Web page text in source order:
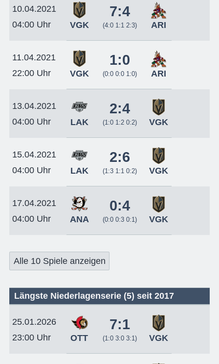
10.04.2021
04:00 Uhr
VGK
7:4
(4:0 1:1 2:3) ARI
11.04.2021
22:00 Uhr
VGK
1:0
(0:0 0:0 1:0) ARI
13.04.2021
04:00 Uhr
LAK
2:4
(1:0 1:2 0:2) VGK
15.04.2021
04:00 Uhr
LAK
2:6
(1:3 1:1 0:2) VGK
17.04.2021
04:00 Uhr
ANA
0:4
(0:0 0:3 0:1) VGK
Alle 10 Spiele anzeigen
Längste Niederlagenserie (5) seit 2017
25.01.2026
23:00 Uhr
OTT
7:1
(1:0 3:0 3:1) VGK